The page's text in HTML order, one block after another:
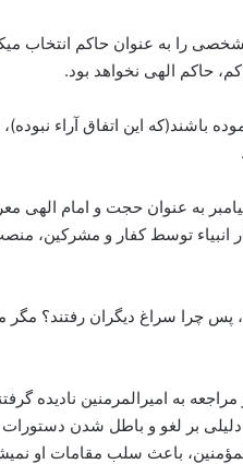
شخصی را به عنوان حاکم انتخاب
حاکم الهی نخواهد بود.
باشند(که این اتفاق آراء
به عنوان حجت و امام الهی
انبیاء توسط کفار و مشرکین،
پس چرا سراغ دیگران رفتند؟ مگر
به امیرالمرمنین نادیده
دلیلی بر لغو و باطل شدن
باعث سلب مقامات او